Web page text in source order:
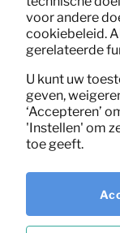
voor andere
cookiebeleid.
gerelateerde
U kunt uw
geven,
‘Accepteren’
'Instellen' om
toe geeft.